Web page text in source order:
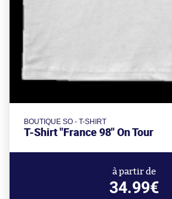
BOUTIQUE SO - T-SHIRT
T-Shirt "France 98" On Tour
à partir de
34.99€